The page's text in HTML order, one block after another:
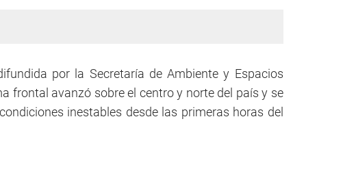
por la Secretaría de Ambiente y Espacios
frontal avanzó sobre el centro y norte del país y se
inestables desde las primeras horas del